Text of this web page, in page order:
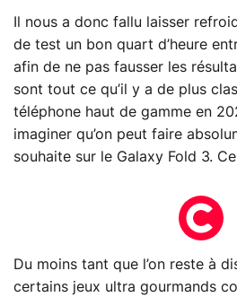
Il nous a donc fallu laisser
de test un bon quart d’heure
afin de ne pas fausser les
sont tout ce qu’il y a de plus
téléphone haut de gamme en
imaginer qu’on peut faire
souhaite sur le Galaxy Fold 3.
Du moins tant que l’on reste à
certains jeux ultra gourmands